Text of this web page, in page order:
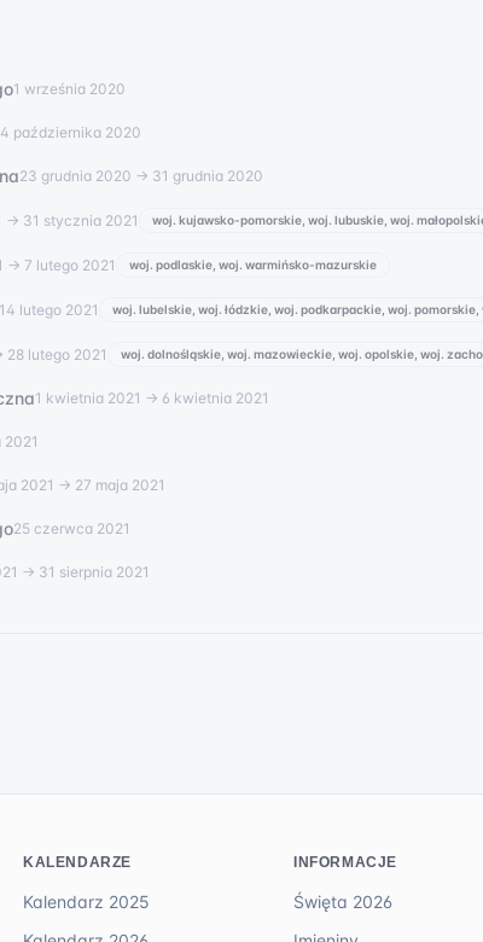
1 września 2020
października 2020
23 grudnia 2020 → 31 grudnia 2020
→ 31 stycznia 2021 woj. kujawsko-pomorskie, woj. lubuskie, woj.
→ 7 lutego 2021 woj. podlaskie, woj. warmińsko-mazurskie
lutego 2021 woj. lubelskie, woj. łódzkie, woj. podkarpackie, woj. pomorskie,
28 lutego 2021 woj. dolnośląskie, woj. mazowieckie, woj. opolskie, woj.
1 kwietnia 2021 → 6 kwietnia 2021
2021 → 27 maja 2021
25 czerwca 2021
→ 31 sierpnia 2021
KALENDARZE
Kalendarz 2025
INFORMACJE
Święta 2026